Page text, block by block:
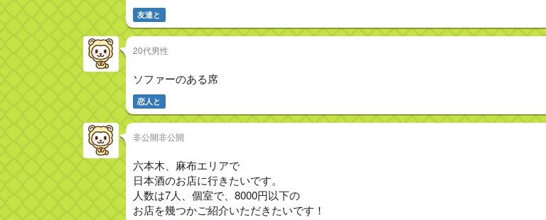
友達と
20代男性
ソファーのある席
恋人と
非公開非公開
六本木、麻布エリアで
日本酒のお店に行きたいです。
人数は7人、個室で、8000円以下の
お店を幾つかご紹介いただきたいです！